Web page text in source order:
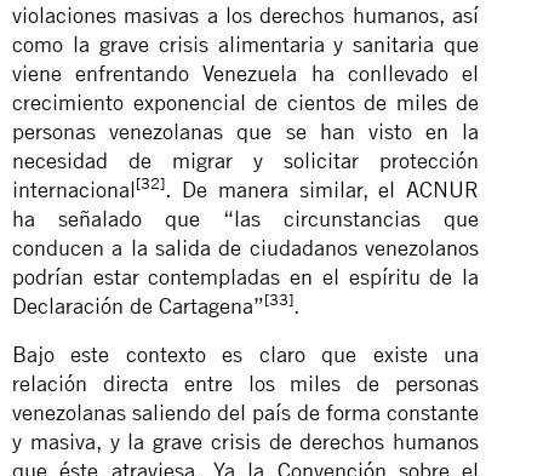
violaciones masivas a los derechos humanos, así
como la grave crisis alimentaria y sanitaria que
viene enfrentando Venezuela ha conllevado el
crecimiento exponencial de cientos de miles de
personas venezolanas que se han visto en la
necesidad de migrar y solicitar protección
internacional[32]. De manera similar, el ACNUR
ha señalado que “las circunstancias que
conducen a la salida de ciudadanos venezolanos
podrían estar contempladas en el espíritu de la
Declaración de Cartagena”[33].
Bajo este contexto es claro que existe una
relación directa entre los miles de personas
venezolanas saliendo del país de forma constante
y masiva, y la grave crisis de derechos humanos
que éste atraviesa. Ya la Convención sobre el